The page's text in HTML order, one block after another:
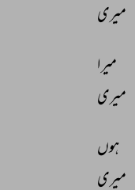
میری
میرا
میری
ہوں
میری